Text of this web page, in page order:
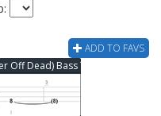
ADD TO FAVS
Off Dead) Bass Tab